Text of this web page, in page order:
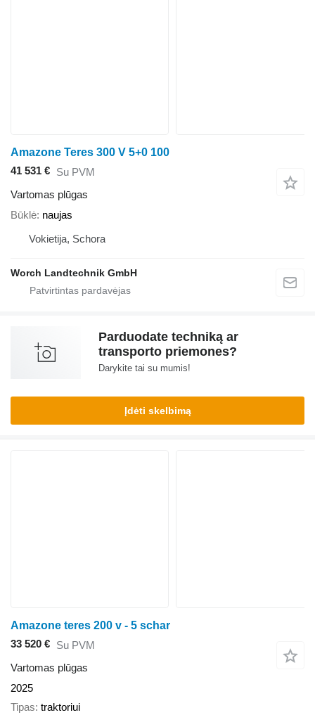
Amazone Teres 300 V 5+0 100
41 531 € Su PVM
Vartomas plūgas
Būklė naujas
Vokietija, Schora
Worch Landtechnik GmbH
Parduodate techniką ar
transporto priemones?
Darykite tai su mumis!
Įdėti skelbimą
Amazone teres 200 v - 5 schar
33 520 € Su PVM
Vartomas plūgas
2025
Tipas traktoriui